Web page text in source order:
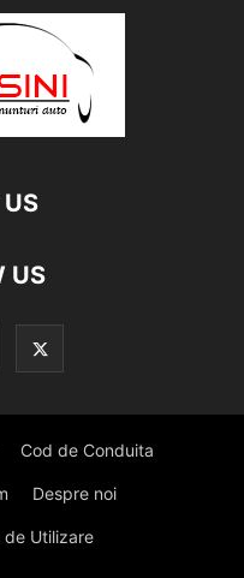
US
Cod de Conduita
Despre noi
de Utilizare